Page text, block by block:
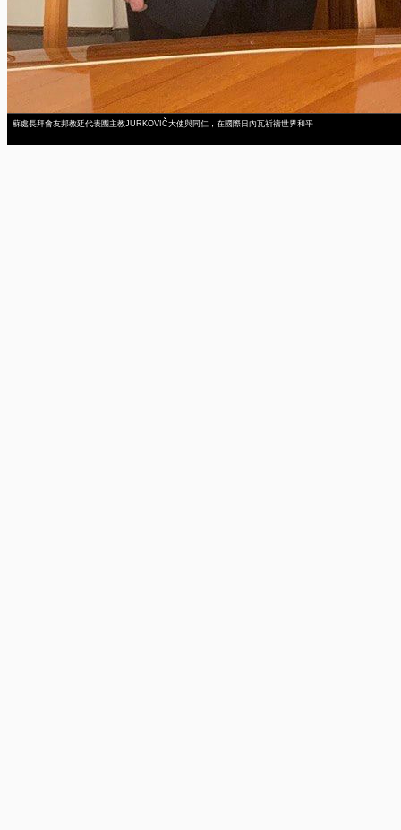
蘇處長拜會友邦教廷代表團主教JURKOVIČ大使與同仁，在國際日內瓦祈禱世界和平